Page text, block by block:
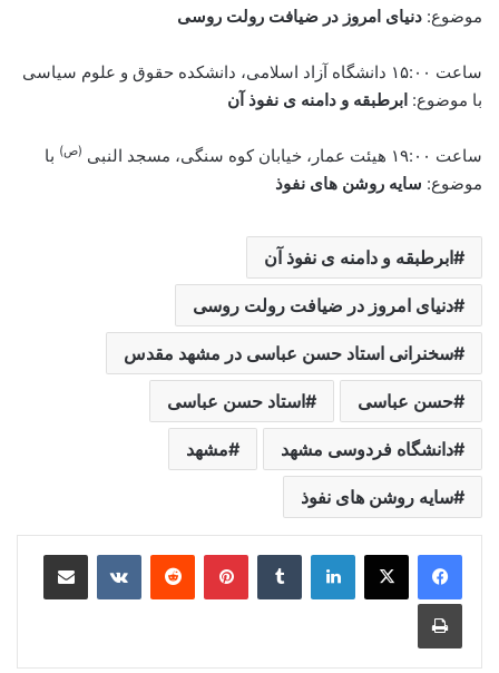
موضوع: دنیای امروز در ضیافت رولت روسی
ساعت ۱۵:۰۰ دانشگاه آزاد اسلامی، دانشکده حقوق و علوم سیاسی
با موضوع: ابرطبقه و دامنه ی نفوذ آن
ساعت ۱۹:۰۰ هیئت عمار، خیابان کوه سنگی، مسجد النبی (ص) با
موضوع: سایه روشن های نفوذ
ابرطبقه و دامنه ی نفوذ آن
دنیای امروز در ضیافت رولت روسی
سخنرانی استاد حسن عباسی در مشهد مقدس
حسن عباسی استاد حسن عباسی
دانشگاه فردوسی مشهد مشهد
سایه روشن های نفوذ
لینکدین ‫تامبلر ‫پین‌ترست‫رددیت ‫VKontakteاشتراک گذاری از طریق ایمیل
چاپ